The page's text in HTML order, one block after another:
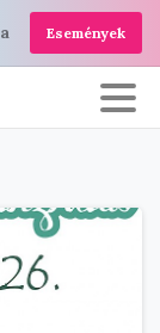
Események